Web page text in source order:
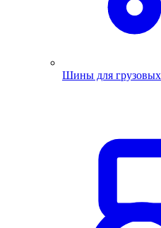
Шины для грузовых